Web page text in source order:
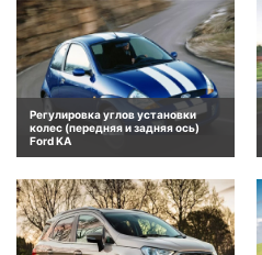
Регулировка углов установки
колес (передняя и задняя ось)
Ford KA